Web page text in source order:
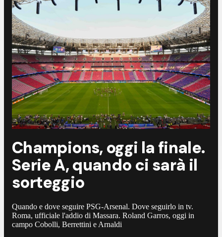
Champions, oggi la finale.
Serie A, quando ci sarà il
sorteggio
Quando e dove seguire PSG-Arsenal. Dove seguirlo in tv.
Roma, ufficiale l'addio di Massara. Roland Garros, oggi in
campo Cobolli, Berrettini e Arnaldi